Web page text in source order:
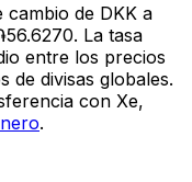
cambio de DKK a
La tasa
entre los precios
de divisas globales.
con Xe,
.